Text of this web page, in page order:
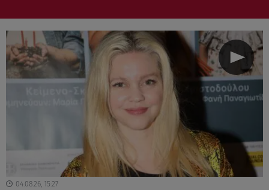
04.08.26, 15:27